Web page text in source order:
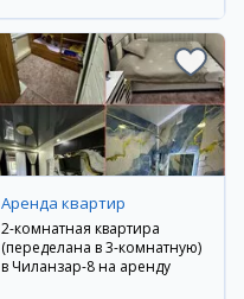
Аренда квартир
2-комнатная квартира
(переделана в 3-комнатную)
в Чиланзар-8 на аренду